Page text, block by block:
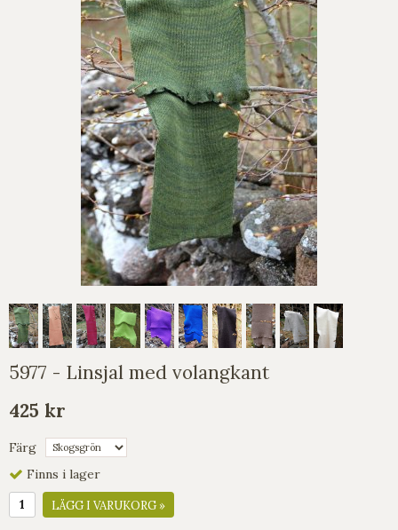
5977 - Linsjal med volangkant
425 kr
Färg
Finns i lager
LÄGG I VARUKORG »